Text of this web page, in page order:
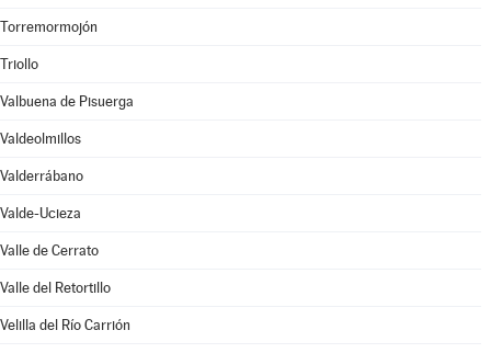
Torremormojón
Triollo
Valbuena de Pisuerga
Valdeolmillos
Valderrábano
Valde-Ucieza
Valle de Cerrato
Valle del Retortillo
Velilla del Río Carrión